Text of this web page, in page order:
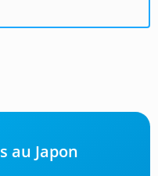
au Japon